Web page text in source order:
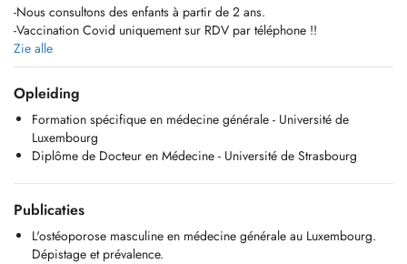
-Nous consultons des enfants à partir de 2 ans.
-Vaccination Covid uniquement sur RDV par téléphone !!
-Pour tout RDV (par Doctena ou par téléphone) un supplément
d'honoraire pour convenance personnelle sera demandé.
-Tout RDV non décommandé 2 heures en avance sera facturé au
patient.
Du lundi au vendredi de 20:00 à 24:00 h, et les weekends et jours
Maison Médicale, au 23, VAL FLEURI L-1526 LUXEMBOURG
Urgences et nuit : Tél : 112
Zie alle
Opleiding
Formation spécifique en médecine générale - Université de
Luxembourg
Diplôme de Docteur en Médecine - Université de Strasbourg
Publicaties
L'ostéoporose masculine en médecine générale au Luxembourg.
Dépistage et prévalence.